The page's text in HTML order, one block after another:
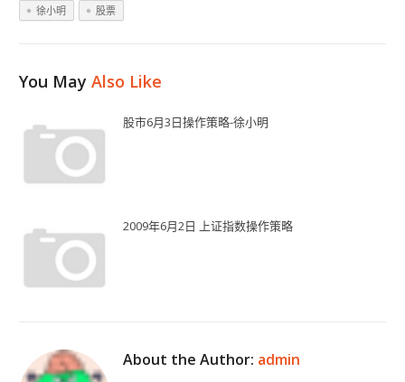
徐小明 股票
You MayAlso Like
股市6月3日操作策略-徐小明
2009年6月2日 上证指数操作策略
About the Author: admin